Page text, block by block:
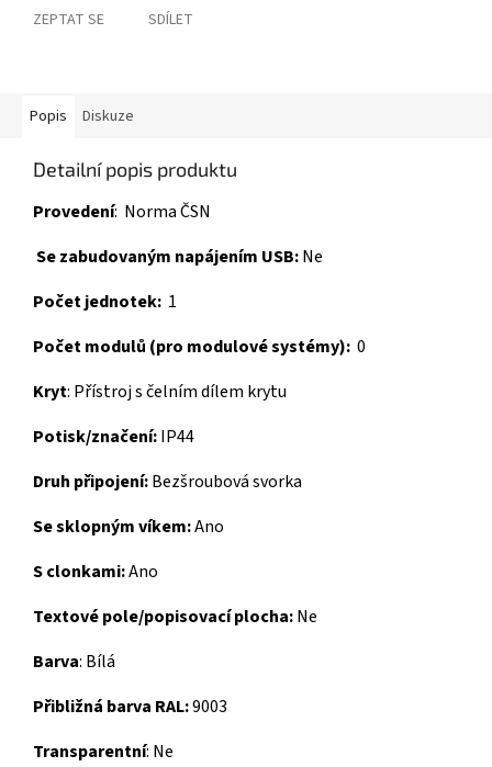
ZEPTAT SE SDÍLET
Popis Diskuze
Detailní popis produktu
Provedení: Norma ČSN
Se zabudovaným napájením USB:Ne
Počet jednotek: 1
Počet modulů (pro modulové systémy): 0
Kryt: Přístroj s čelním dílem krytu
Potisk/značení:IP44
Druh připojení:Bezšroubová svorka
Se sklopným víkem:Ano
S clonkami:Ano
Textové pole/popisovací plocha:Ne
Barva: Bílá
Přibližná barva RAL:9003
Transparentní: Ne